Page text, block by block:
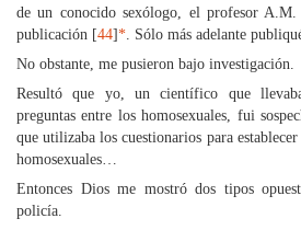
de un conocido sexólogo, el profesor
publicación [44]*. Sólo más adelante
No obstante, me pusieron bajo investigación.
Resultó que yo, un científico que
preguntas entre los homosexuales, fui
que utilizaba los cuestionarios para
homosexuales…
Entonces Dios me mostró dos tipos
policía.